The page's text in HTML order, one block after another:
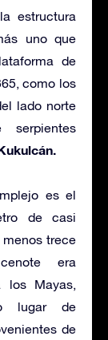
estructura
uno que
de
como los
lado norte
es el
de casi
trece
era
los Mayas,
lugar de
de